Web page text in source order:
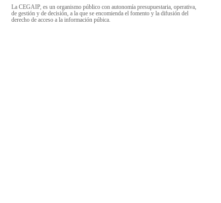
La CEGAIP, es un organismo público con autonomía presupuestaria, operativa,
de gestión y de decisión, a la que se encomienda el fomento y la difusión del
derecho de acceso a la información púbica.